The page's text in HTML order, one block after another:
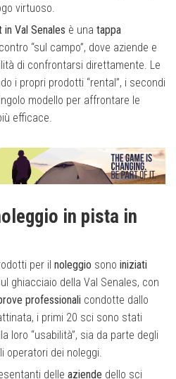
virtuoso.
Val Senales è una tappa
“sul campo”, dove aziende e
di confrontarsi direttamente. Le
i propri prodotti “rental”, i secondi
modello per affrontare le
efficace.
in pista in
per il noleggio sono iniziati
ghiacciaio della Val Senales, con
professionali condotte dallo
i primi 20 sci sono stati
loro “usabilità”, sia da parte degli
operatori dei noleggi.
delle aziende dello sci